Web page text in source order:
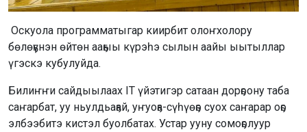
Оскуола программатыгар киирбит олоҥхолору
бөлөҕүнэн өйтөн ааҕыы күрэһэ сылын аайы ыытыллар
үгэскэ кубулуйда.
Билиҥҥи сайдыылаах IT үйэтигэр сатаан дорҕоону таба
саҥарбат, уу ньулдьаҕай, уҥуоҕа-сүһүөҕэ суох саҥарар оҕо
элбээбитэ кистэл буолбатах. Устар ууну сомоҕолуур